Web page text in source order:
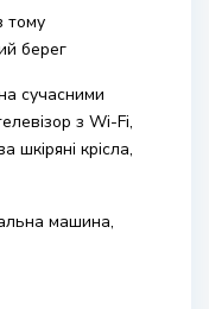
тому
берег
сучасними
з Wi-Fi,
шкіряні крісла,
машина,